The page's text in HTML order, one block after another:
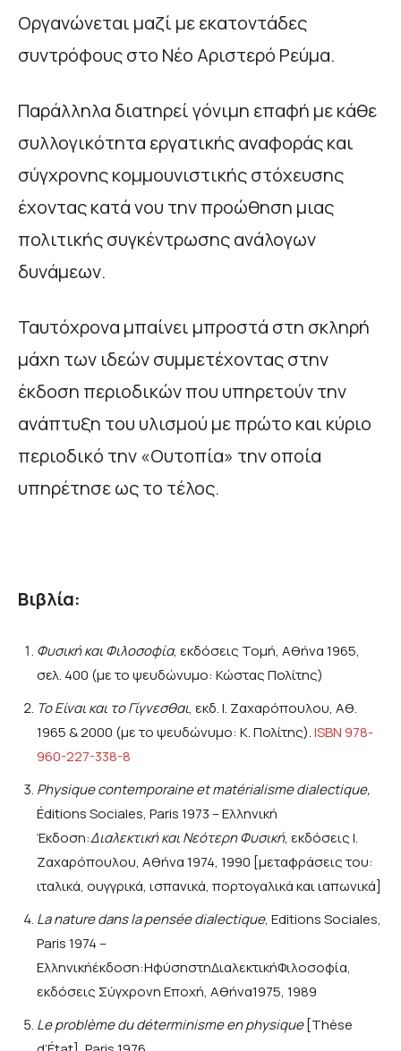
Οργανώνεται μαζί με εκατοντάδες
συντρόφους στο Νέο Αριστερό Ρεύμα.
Παράλληλα διατηρεί γόνιμη επαφή με κάθε
συλλογικότητα εργατικής αναφοράς και
σύγχρονης κομμουνιστικής στόχευσης
έχοντας κατά νου την προώθηση μιας
πολιτικής συγκέντρωσης ανάλογων
δυνάμεων.
Ταυτόχρονα μπαίνει μπροστά στη σκληρή
μάχη των ιδεών συμμετέχοντας στην
έκδοση περιοδικών που υπηρετούν την
ανάπτυξη του υλισμού με πρώτο και κύριο
περιοδικό την «Ουτοπία» την οποία
υπηρέτησε ως το τέλος.
Βιβλία:
Φυσική και Φιλοσοφία, εκδόσεις Τομή, Αθήνα 1965,
σελ. 400 (με το ψευδώνυμο: Κώστας Πολίτης)
Το Είναι και το Γίγνεσθαι, εκδ. Ι. Ζαχαρόπουλου, Αθ.
1965 & 2000 (με το ψευδώνυμο: Κ. Πολίτης).ISBN 978-
960-227-338-8
Physique contemporaine et matérialisme dialectique,
Éditions Sociales, Paris 1973 – Ελληνική
Έκδοση:Διαλεκτική και Νεότερη Φυσική, εκδόσεις Ι.
Ζαχαρόπουλου, Αθήνα 1974, 1990 [μεταφράσεις του:
ιταλικά, ουγγρικά, ισπανικά, πορτογαλικά και ιαπωνικά]
La nature dans la pensée dialectique, Editions Sociales,
Paris 1974 –
Ελληνικήέκδοση:ΗφύσηστηΔιαλεκτικήΦιλοσοφία,
εκδόσεις Σύγχρονη Εποχή, Αθήνα1975, 1989
Le problème du déterminisme en physique[Thèse